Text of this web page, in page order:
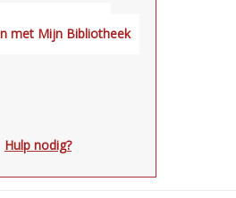
Hulp nodig?